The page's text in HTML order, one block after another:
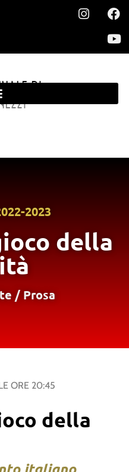
DI
2023
della
/ Prosa
ORE 20:45
della